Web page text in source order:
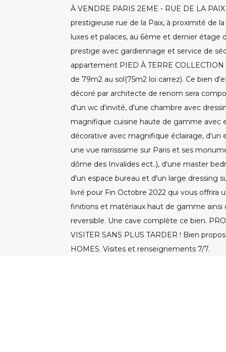
À VENDRE PARIS 2EME - RUE DE LA
prestigieuse rue de la Paix, à proximité de
luxes et palaces, au 6ème et dernier
prestige avec gardiennage et service de
appartement PIED À TERRE
de 79m2 au sol(75m2 loi carrez). Ce bien
décoré par architecte de renom sera
d'un wc d'invité, d'une chambre avec
magnifique cuisine haute de gamme avec
décorative avec magnifique éclairage, d'un
une vue rarrisssime sur Paris et ses
dôme des Invalides ect..), d'une master
d'un espace bureau et d'un large dressing
livré pour Fin Octobre 2022 qui vous offrira
finitions et matériaux haut de gamme
reversible. Une cave complète ce bien.
VISITER SANS PLUS TARDER ! Bien
HOMES. Visites et renseignements 7/7.